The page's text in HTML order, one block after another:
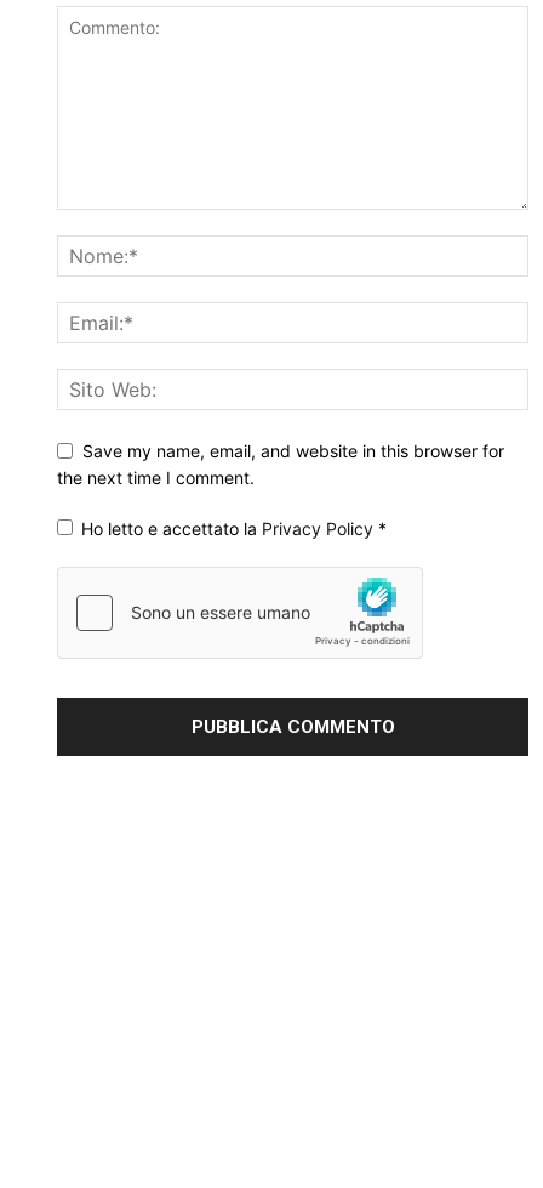
Save my name, email, and website in this browser for
the next time I comment.
Ho letto e accettato la Privacy Policy *